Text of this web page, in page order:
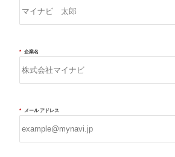
* 企業名
* メール アドレス